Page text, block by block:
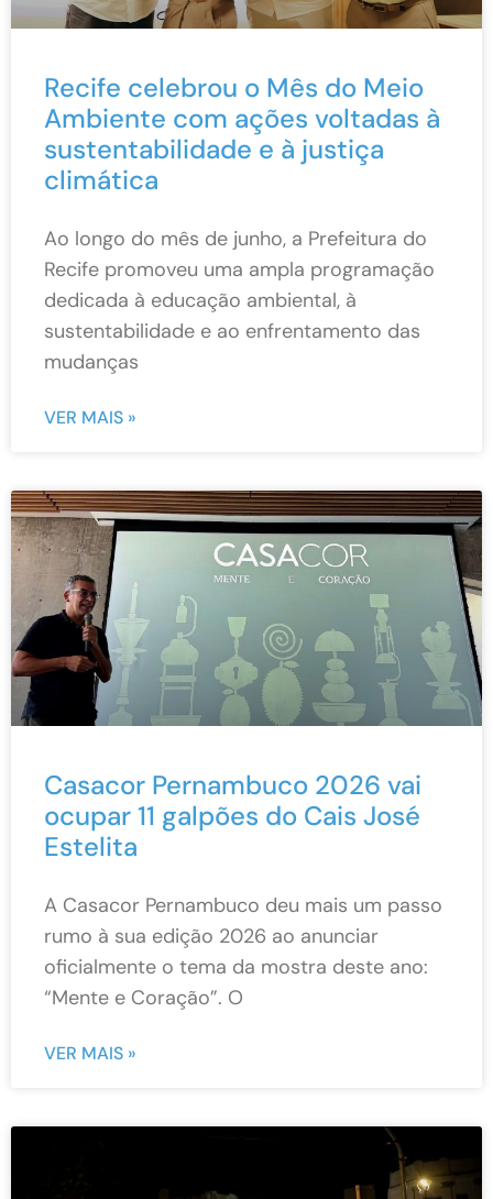
Recife celebrou o Mês do Meio
Ambiente com ações voltadas à
sustentabilidade e à justiça
climática
Ao longo do mês de junho, a Prefeitura do
Recife promoveu uma ampla programação
dedicada à educação ambiental, à
sustentabilidade e ao enfrentamento das
mudanças
VER MAIS »
Casacor Pernambuco 2026 vai
ocupar 11 galpões do Cais José
Estelita
A Casacor Pernambuco deu mais um passo
rumo à sua edição 2026 ao anunciar
oficialmente o tema da mostra deste ano:
“Mente e Coração”. O
VER MAIS »